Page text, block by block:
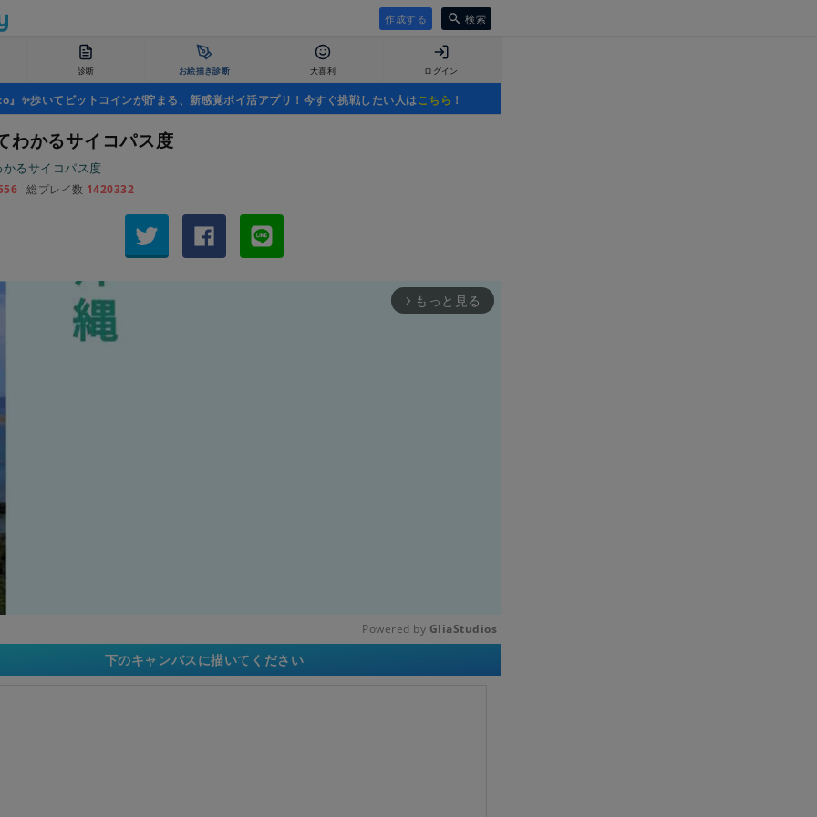
作成する 検索
診断 お絵描き診断 大喜利 ログイン
』✨歩いてビットコインが貯まる、新感覚ポイ活アプリ！今すぐ挑戦したい人はこちら ！
わかるサイコパス度
るサイコパス度
総プレイ数 1420332
arrow_forward_ios もっと見る
Mute
Powered by GliaStudios
下のキャンバスに描いてください